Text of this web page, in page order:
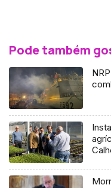
Pode também